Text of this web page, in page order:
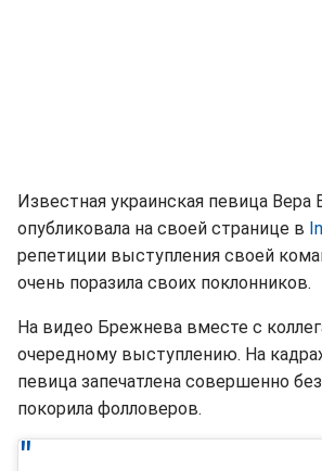
Известная украинская певица Вера
опубликовала на своей странице в
репетиции выступления своей
очень поразила своих поклонников.
На видео Брежнева вместе с
очередному выступлению. На
певица запечатлена совершенно
покорила фолловеров.